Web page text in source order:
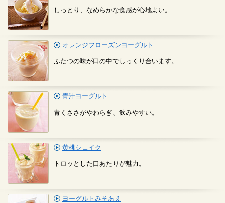
しっとり、なめらかな食感が心地よい。
オレンジフローズンヨーグルト
ふたつの味が口の中でしっくり合います。
青汁ヨーグルト
青くささがやわらぎ、飲みやすい。
黄桃シェイク
トロッとした口あたりが魅力。
ヨーグルトみそあえ